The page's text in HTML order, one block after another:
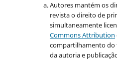
Autores mantém os
revista o direito de
simultaneamente
Commons Attribution
compartilhamento do
da autoria e